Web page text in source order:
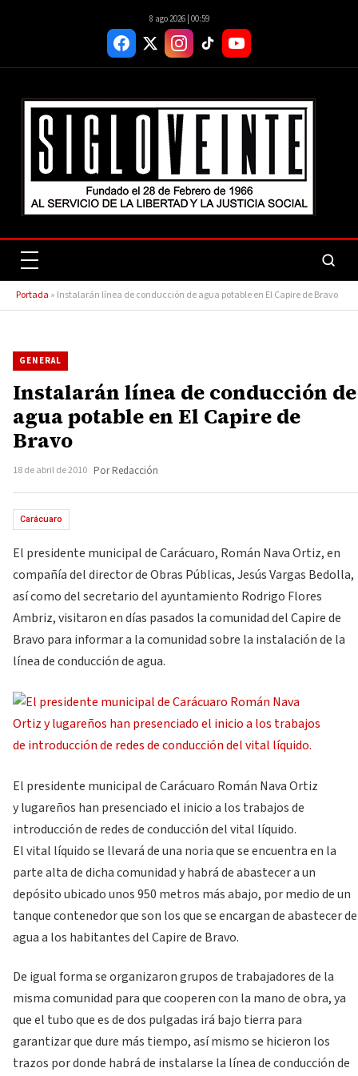
8 ago 2026 | 00:59
Portada » Instalarán línea de conducción de agua potable en El Capire de Bravo
GENERAL
Instalarán línea de conducción de
agua potable en El Capire de
Bravo
18 de abril de 2010 Por Redacción
Carácuaro
El presidente municipal de Carácuaro, Román Nava Ortiz, en
compañía del director de Obras Públicas, Jesús Vargas Bedolla,
así como del secretario del ayuntamiento Rodrigo Flores
Ambriz, visitaron en días pasados la comunidad del Capire de
Bravo para informar a la comunidad sobre la instalación de la
línea de conducción de agua.
El presidente municipal de Carácuaro Román Nava Ortiz
y lugareños han presenciado el inicio a los trabajos de
introducción de redes de conducción del vital líquido.
El vital líquido se llevará de una noria que se encuentra en la
parte alta de dicha comunidad y habrá de abastecer a un
depósito ubicado unos 950 metros más abajo, por medio de un
tanque contenedor que son los que se encargan de abastecer de
agua a los habitantes del Capire de Bravo.
De igual forma se organizaron grupos de trabajadores de la
misma comunidad para que cooperen con la mano de obra, ya
que el tubo que es de dos pulgadas irá bajo tierra para
garantizar que dure más tiempo, así mismo se hicieron los
trazos por donde habrá de instalarse la línea de conducción de